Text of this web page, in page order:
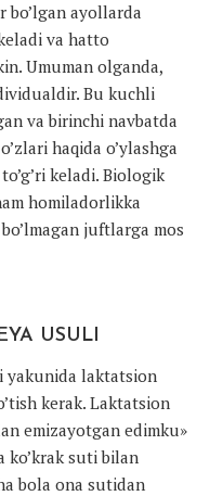
bo’lgan ayollarda
va hatto
Umuman olganda,
Bu kuchli
va birinchi navbatda
haqida o’ylashga
keladi. Biologik
homiladorlikka
juftlarga mos
USULI
yakunida laktatsion
kerak. Laktatsion
emizayotgan edimku»
ko’krak suti bilan
bola ona sutidan